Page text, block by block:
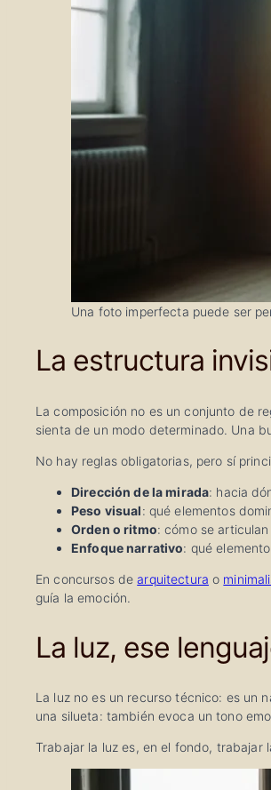
Una foto imperfecta puede ser
La estructura
La composición no es un conjunto de
sienta de un modo determinado. Una
No hay reglas obligatorias, pero sí
Dirección de la mirada: hacia
Peso visual: qué elementos
Orden o ritmo: cómo se
Enfoque narrativo: qué
En concursos dearquitectura o
guía la emoción.
La luz, ese
La luz no es un recurso técnico: es un
una silueta: también evoca un tono
Trabajar la luz es, en el fondo, trabajar